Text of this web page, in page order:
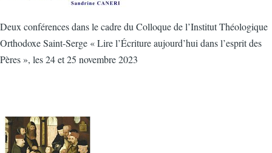
Deux conférences dans le cadre du Colloque de l’Institut Théologique
Orthodoxe Saint-Serge « Lire l’Écriture aujourd’hui dans l’esprit des
Pères », les 24 et 25 novembre 2023